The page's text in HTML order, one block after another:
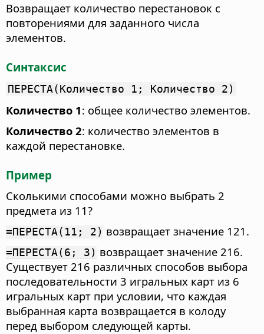
Возвращает количество перестановок с
повторениями для заданного числа
элементов.
Синтаксис
ПЕРЕСТА(Количество 1; Количество 2)
Количество 1: общее количество элементов.
Количество 2: количество элементов в
каждой перестановке.
Пример
Сколькими способами можно выбрать 2
предмета из 11?
=ПЕРЕСТА(11; 2) возвращает значение 121.
=ПЕРЕСТА(6; 3) возвращает значение 216.
Существует 216 различных способов выбора
последовательности 3 игральных карт из 6
игральных карт при условии, что каждая
выбранная карта возвращается в колоду
перед выбором следующей карты.